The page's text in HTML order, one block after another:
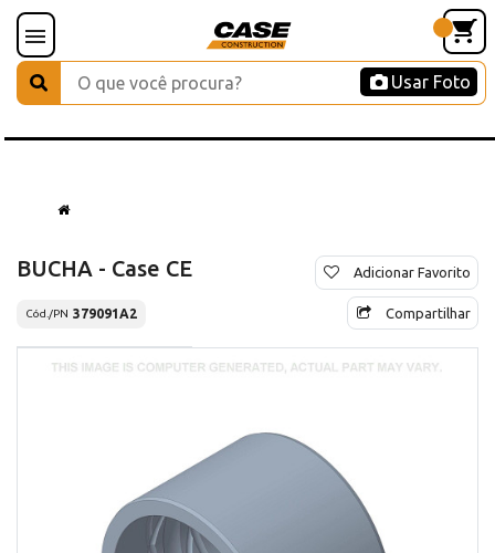
Usar Foto
BUCHA - Case CE
Cód./PN 379091A2
Adicionar Favorito
Compartilhar